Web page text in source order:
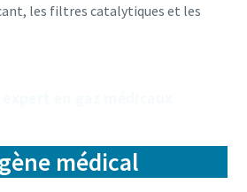
les filtres catalytiques et les
médical